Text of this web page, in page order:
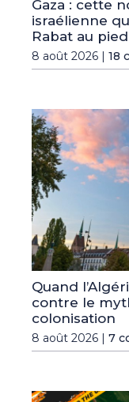
Gaza : cette
israélienne
Rabat au
8 août 2026 | 18
Quand
contre le
colonisation
8 août 2026 | 7